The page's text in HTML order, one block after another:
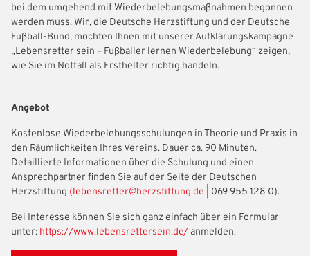
bei dem umgehend mit Wiederbelebungsmaßnahmen begonnen
werden muss. Wir, die Deutsche Herzstiftung und der Deutsche
Fußball-Bund, möchten Ihnen mit unserer Aufklärungskampagne
„Lebensretter sein – Fußballer lernen Wiederbelebung“ zeigen,
wie Sie im Notfall als Ersthelfer richtig handeln.
Angebot
Kostenlose Wiederbelebungsschulungen in Theorie und Praxis in
den Räumlichkeiten Ihres Vereins. Dauer ca. 90 Minuten.
Detaillierte Informationen über die Schulung und einen
Ansprechpartner finden Sie auf der Seite der Deutschen
Herzstiftung (lebensretter@herzstiftung.de | 069 955 128 0).
Bei Interesse können Sie sich ganz einfach über ein Formular
unter: https://www.lebensrettersein.de/ anmelden.